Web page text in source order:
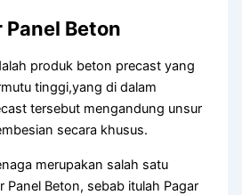
Beton
produk beton precast yang
tinggi,yang di dalam
tersebut mengandung unsur
secara khusus.
merupakan salah satu
Panel Beton, sebab itulah Pagar